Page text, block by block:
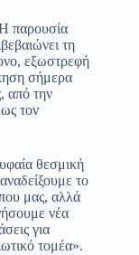
παρουσία
τη
εξωστρεφή
σήμερα
από την
τον
θεσμική
το
μας, αλλά
νέα
για
τομέα».